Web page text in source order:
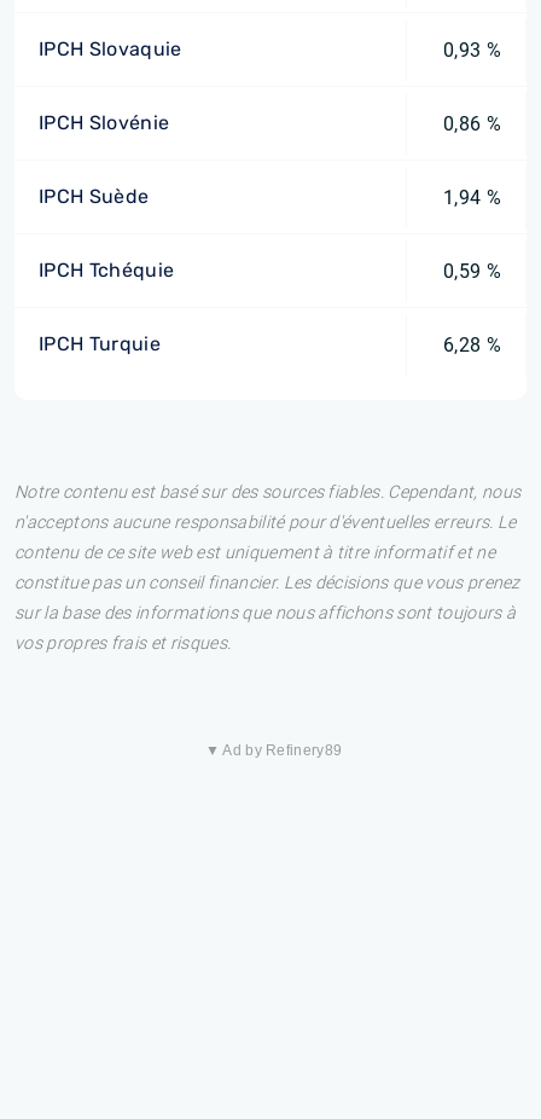
IPCH Slovaquie 0,93 %
IPCH Slovénie 0,86 %
IPCH Suède 1,94 %
IPCH Tchéquie 0,59 %
IPCH Turquie 6,28 %
Notre contenu est basé sur des sources fiables. Cependant, nous
n'acceptons aucune responsabilité pour d'éventuelles erreurs. Le
contenu de ce site web est uniquement à titre informatif et ne
constitue pas un conseil financier. Les décisions que vous prenez
sur la base des informations que nous affichons sont toujours à
vos propres frais et risques.
▼ Ad by Refinery89